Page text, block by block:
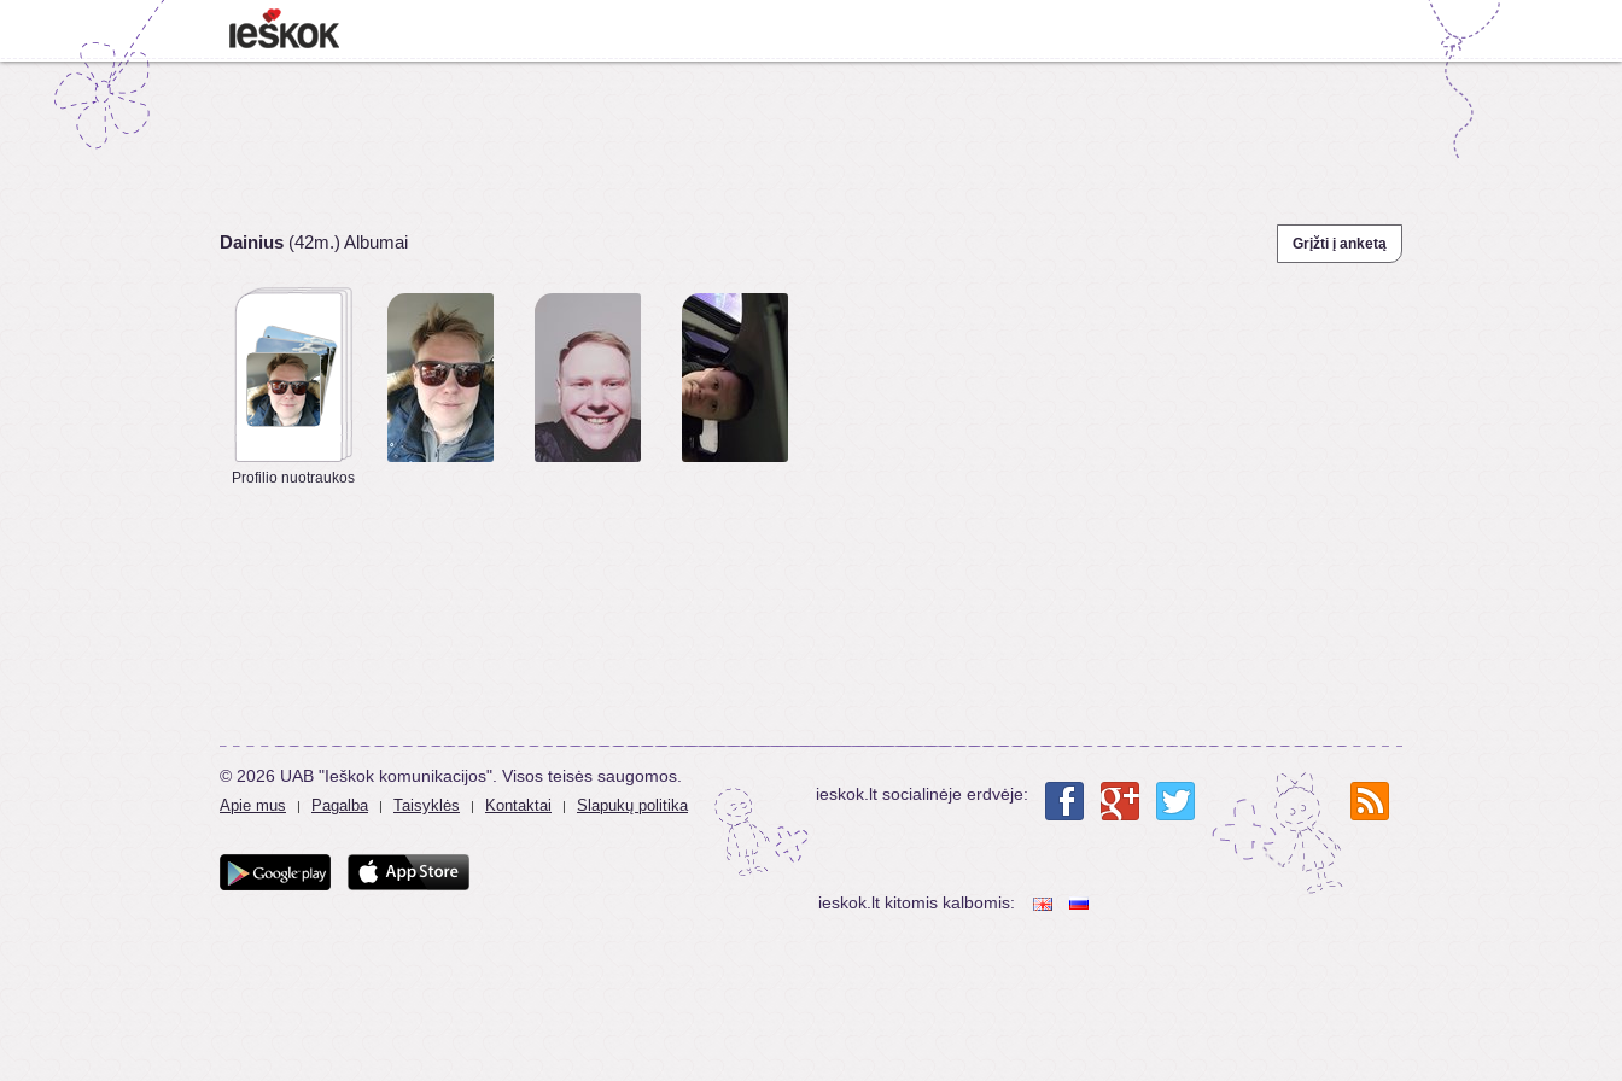
Dainius (42m.) Albumai Grįžti į anketą
Profilio nuotraukos
© 2026 UAB "Ieškok komunikacijos". Visos teisės saugomos.
Apie mus | Pagalba | Taisyklės | Kontaktai | Slapukų politika
ieskok.lt socialinėje erdvėje:
ieskok.lt kitomis kalbomis: